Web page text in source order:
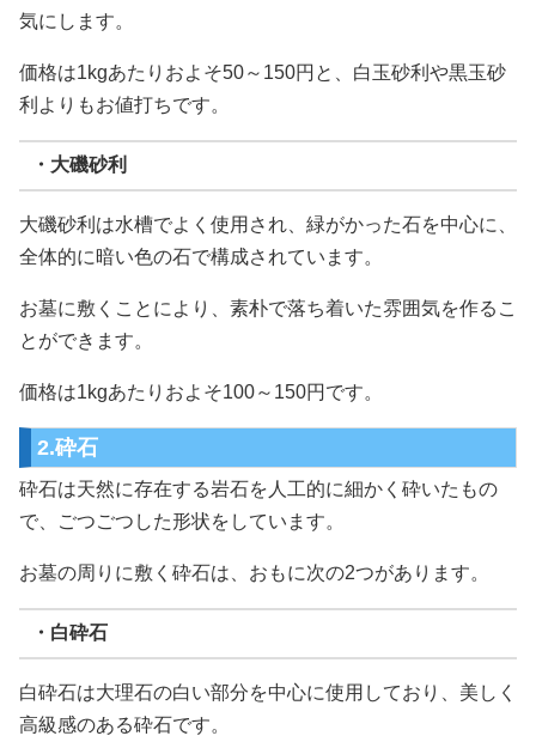
気にします。
価格は1kgあたりおよそ50～150円と、白玉砂利や黒玉砂
利よりもお値打ちです。
・大磯砂利
大磯砂利は水槽でよく使用され、緑がかった石を中心に、
全体的に暗い色の石で構成されています。
お墓に敷くことにより、素朴で落ち着いた雰囲気を作るこ
とができます。
価格は1kgあたりおよそ100～150円です。
2.砕石
砕石は天然に存在する岩石を人工的に細かく砕いたもの
で、ごつごつした形状をしています。
お墓の周りに敷く砕石は、おもに次の2つがあります。
・白砕石
白砕石は大理石の白い部分を中心に使用しており、美しく
高級感のある砕石です。